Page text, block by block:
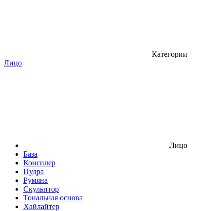
Категории
Лицо
Лицо
База
Консилер
Пудра
Румяна
Скульптор
Тональная основа
Хайлайтер